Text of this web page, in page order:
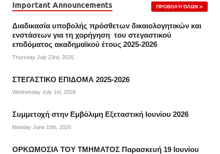
Important Announcements ΠΡΟΒΟΛΉ ΌΛΩΝ
Διαδικασία υποβολής πρόσθετων δικαιολογητικών και
ενστάσεων για τη χορήγηση του στεγαστικού
επιδόματος ακαδημαϊκού έτους 2025-2026
Thursday July 23rd, 2026
ΣΤΕΓΑΣΤΙΚΟ ΕΠΙΔΟΜΑ 2025-2026
Wednesday July 1st, 2026
Συμμετοχή στην Εμβόλιμη Εξεταστική Ιουνίου 2026
Monday June 15th, 2026
ΟΡΚΩΜΟΣΙΑ ΤΟΥ ΤΜΗΜΑΤΟΣ Παρασκευή 19 Ιουνίου